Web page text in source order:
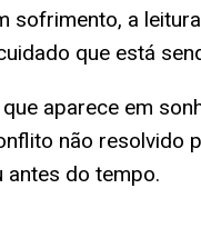
sofrimento, a
que está
aparece em
não resolvido
antes do tempo.